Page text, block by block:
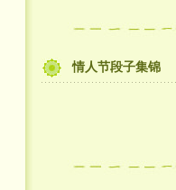
情人节段子集锦